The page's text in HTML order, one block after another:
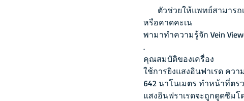
ตัวช่วยให้แพทย์ส
หรือคาดคะเน
พามาทำความรู้จัก Vein
.
คุณสมบัติของเครื่อง
ใช้การยิงแสงอินฟาเรด คว
642 นาโนเมตร ทำหน้าที่ตร
แสงอินฟราเรดจะถูกดูดซึม